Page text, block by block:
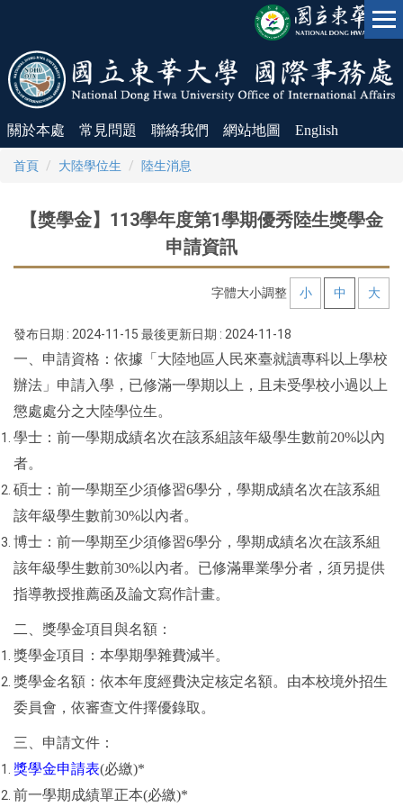
要
內
容
區
關於本處 常見問題 聯絡我們 網站地圖 English
首頁 大陸學位生 陸生消息
【獎學金】113學年度第1學期優秀陸生獎學金
申請資訊
字體大小調整 小 中 大
發布日期 : 2024-11-15 最後更新日期 : 2024-11-18
一、申請資格：依據「大陸地區人民來臺就讀專科以上學校
辦法」申請入學，已修滿一學期以上，且未受學校小過以上
懲處處分之大陸學位生。
學士：前一學期成績名次在該系組該年級學生數前20%以內
者。
碩士：前一學期至少須修習6學分，學期成績名次在該系組
該年級學生數前30%以內者。
博士：前一學期至少須修習6學分，學期成績名次在該系組
該年級學生數前30%以內者。已修滿畢業學分者，須另提供
指導教授推薦函及論文寫作計畫。
二、獎學金項目與名額：
獎學金項目：本學期學雜費減半。
獎學金名額：依本年度經費決定核定名額。由本校境外招生
委員會，依審查文件擇優錄取。
三、申請文件：
獎學金申請表(必繳)*
前一學期成績單正本(必繳)*